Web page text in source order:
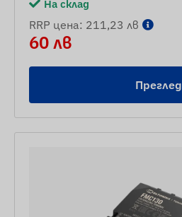
На склад
RRP цена: 211,23 лв
60 лв
Преглед